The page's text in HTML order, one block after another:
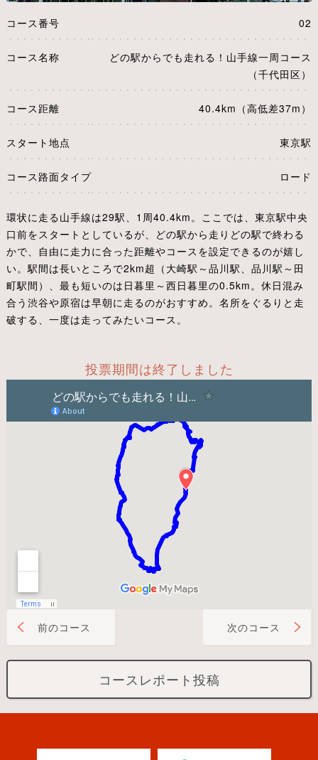
コース番号 02
コース名称
どの駅からでも走れる！山手線一周コース
（千代田区）
コース距離 40.4km（高低差37m）
スタート地点 東京駅
コース路面タイプ ロード
環状に走る山手線は29駅、1周40.4km。ここでは、東京駅中央
口前をスタートとしているが、どの駅から走りどの駅で終わる
かで、自由に走力に合った距離やコースを設定できるのが嬉し
い。駅間は長いところで2km超（大崎駅～品川駅、品川駅～田
町駅間）、最も短いのは日暮里～西日暮里の0.5km。休日混み
合う渋谷や原宿は早朝に走るのがおすすめ。名所をぐるりと走
破する、一度は走ってみたいコース。
投票期間は終了しました
次のコース
前のコース
コースレポート投稿